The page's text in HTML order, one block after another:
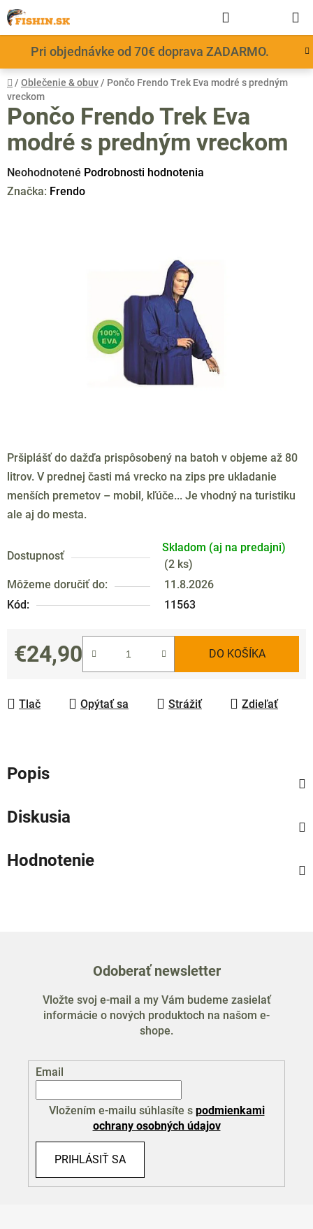
Prejsť
na
obsah
Pri objednávke od 70€ doprava ZADARMO.
KOŠÍK
Domov
/ Oblečenie & obuv / Pončo Frendo Trek Eva modré s predným
vreckom
Pršiplášť do dažďa prispôsobený na batoh v objeme až 80
litrov. V prednej časti má vrecko na zips pre ukladanie
menších premetov – mobil, kľúče... Je vhodný na turistiku
ale aj do mesta.
Dostupnosť
Skladom (aj na predajni)
(2 ks)
Môžeme doručiť do:
11.8.2026
Kód:
11563
€24,90
Jednotková cena:
DO KOŠÍKA
Tlač Opýtať sa Strážiť Zdieľať
Pončo Frendo Trek Eva
modré s predným vreckom
Priemerné
hodnotenie
Neohodnotené Podrobnosti hodnotenia
Značka: Frendo
Popis
Diskusia
Hodnotenie
Odoberať newsletter
Vložte svoj e-mail a my Vám budeme zasielať
informácie o nových produktoch na našom e-
shope.
Email
Vložením e-mailu súhlasíte s podmienkami
ochrany osobných údajov
PRIHLÁSIŤ SA